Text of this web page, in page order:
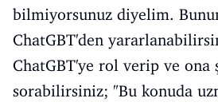
bilmiyorsunuz diyelim.
ChatGBT'den
ChatGBT'ye rol verip ve ona
sorabilirsiniz; "Bu konuda